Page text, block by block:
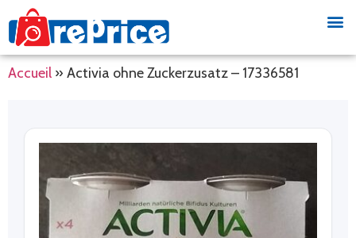
Accueil » Activia ohne Zuckerzusatz – 17336581